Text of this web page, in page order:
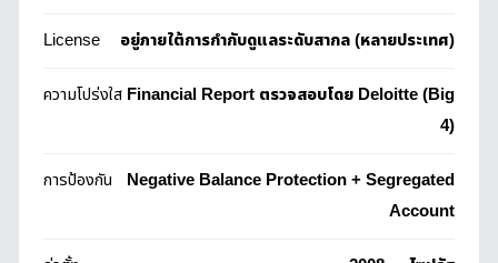
License อยู่ภายใต้การกำกับดูแลระดับสากล (หลายประเทศ)
ความโปร่งใส Financial Report ตรวจสอบโดย Deloitte (Big
4)
การป้องกัน
Negative Balance Protection + Segregated
Account